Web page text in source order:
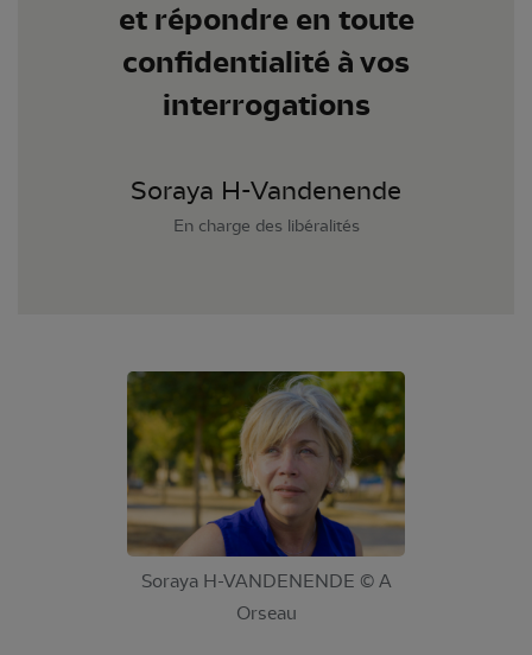
et répondre en toute
confidentialité à vos
interrogations
Soraya H-Vandenende
En charge des libéralités
Soraya H-VANDENENDE © A
Orseau